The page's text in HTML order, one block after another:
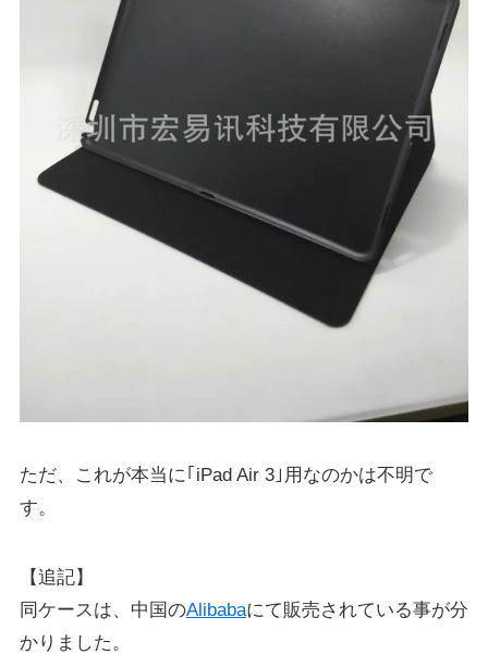
ただ、これが本当に｢iPad Air 3｣用なのかは不明で
す。
【追記】
同ケースは、中国のAlibabaにて販売されている事が分
かりました。